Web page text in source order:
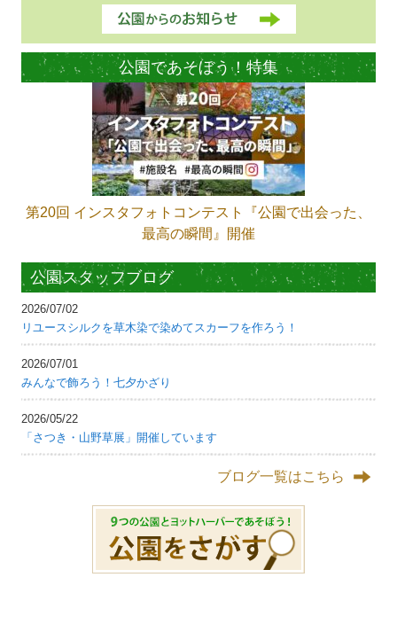
公園であそぼう！特集
第20回 インスタフォトコンテスト『公園で出会った、
最高の瞬間』開催
公園スタッフブログ
2026/07/02
リユースシルクを草木染で染めてスカーフを作ろう！
2026/07/01
みんなで飾ろう！七夕かざり
2026/05/22
「さつき・山野草展」開催しています
ブログ一覧はこちら